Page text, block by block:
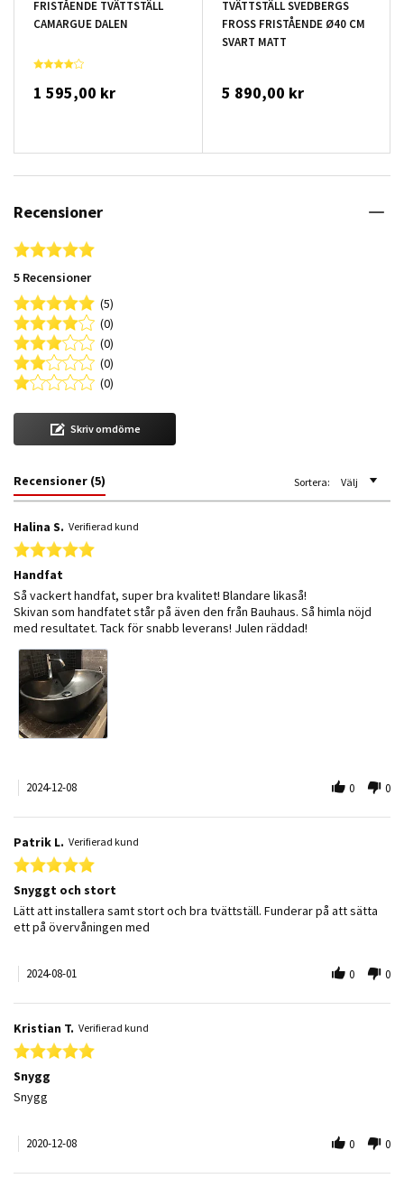
FRISTÅENDE TVÄTTSTÄLL
CAMARGUE DALEN
1 595,00 kr
TVÄTTSTÄLL SVEDBERGS
FROSS FRISTÅENDE Ø40 CM
SVART MATT
5 890,00 kr
Recensioner
5.0 star rating
5 Recensioner
(5)
(0)
(0)
(0)
(0)
Skriv omdöme
Recensioner (5) Sortera: Välj
Halina S. Verifierad kund
5.0 star rating
Handfat
Review by Halina S. on 8 Dec 2024
review stating Handfat
Så vackert handfat, super bra kvalitet! Blandare likaså!
Skivan som handfatet står på även den från Bauhaus. Så himla nöjd
med resultatet. Tack för snabb leverans! Julen räddad!
2024-12-08 0 0
Patrik L. Verifierad kund
5.0 star rating
Snyggt och stort
Review by Patrik L. on 1 Aug 2024
review stating Snyggt och stort
Lätt att installera samt stort och bra tvättställ. Funderar på att sätta
ett på övervåningen med
2024-08-01 0 0
Kristian T. Verifierad kund
5.0 star rating
Snygg
Review by Kristian T. on 8 Dec 2020
review stating Snygg
Snygg
2020-12-08 0 0